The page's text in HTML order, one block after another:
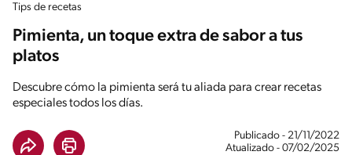
Tips de recetas
Pimienta, un toque extra de sabor a tus
platos
Descubre cómo la pimienta será tu aliada para crear recetas
especiales todos los días.
Publicado - 21/11/2022
Atualizado - 07/02/2025